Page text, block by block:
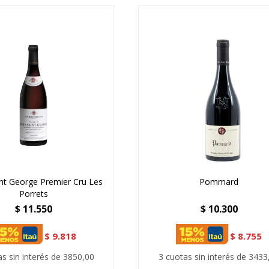
George Premier Cru Les
Porrets
$ 11.550
$ 9.818
sin interés de 3850,00
Pommard
$ 10.300
$ 8.755
3 cuotas sin interés de